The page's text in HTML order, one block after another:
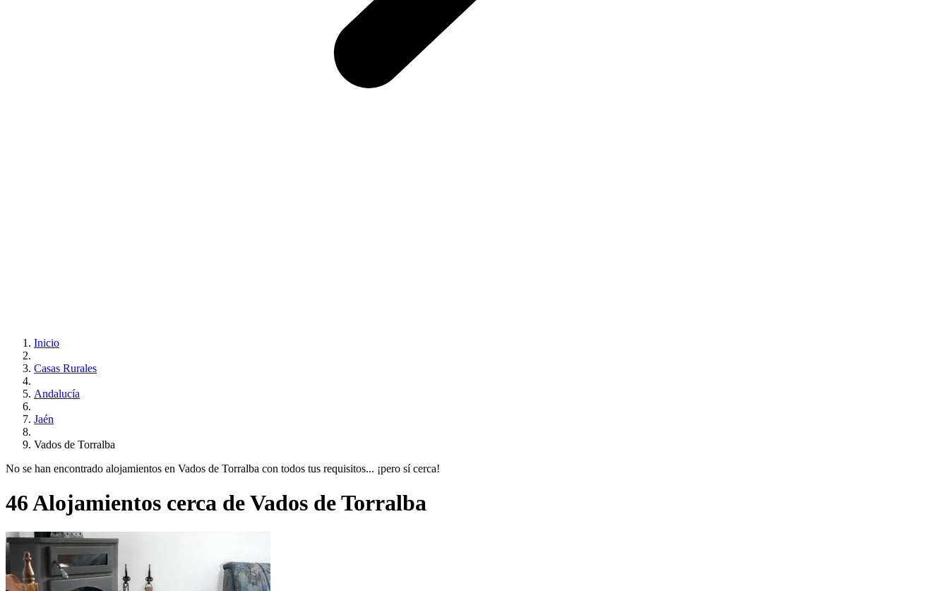
Inicio
Casas Rurales
Andalucía
Jaén
Vados de Torralba
No se han encontrado alojamientos en Vados de Torralba con todos tus requisitos... ¡pero sí cerca!
46 Alojamientos cerca de Vados de Torralba